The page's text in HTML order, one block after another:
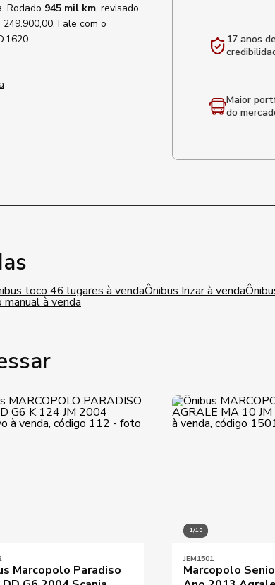
Rodado 945 mil km, revisado,
Fale com o
17 anos de
Maior
do
toco 46 lugares à vendaÔnibus Irizar à venda
manual à venda
Marcopolo Paradiso
1/10
JEM1501
Marcopolo